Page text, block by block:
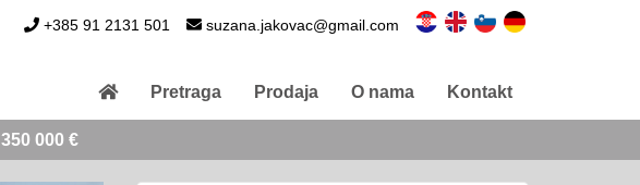
+385 91 2131 501 suzana.jakovac@gmail.com
Pretraga Prodaja O nama Kontakt
350 000 €